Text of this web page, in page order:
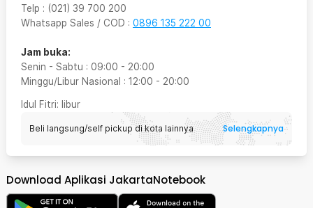
Telp : (021) 39 700 200
Whatsapp Sales / COD : 0896 135 222 00
Jam buka:
Senin - Sabtu : 09:00 - 20:00
Minggu/Libur Nasional : 12:00 - 20:00
Idul Fitri: libur
Beli langsung/self pickup di kota lainnya Selengkapnya
Download Aplikasi JakartaNotebook